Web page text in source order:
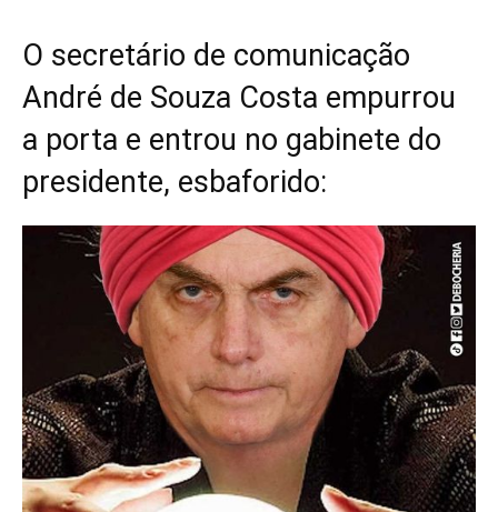
O secretário de comunicação
André de Souza Costa empurrou
a porta e entrou no gabinete do
presidente, esbaforido: